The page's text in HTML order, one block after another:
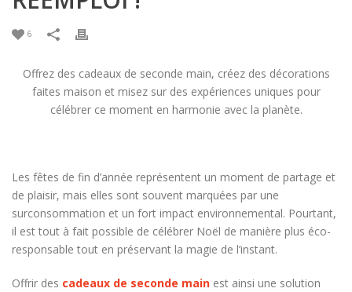
6
Offrez des cadeaux de seconde main, créez des décorations
faites maison et misez sur des expériences uniques pour
célébrer ce moment en harmonie avec la planète.
Les fêtes de fin d’année représentent un moment de partage et
de plaisir, mais elles sont souvent marquées par une
surconsommation et un fort impact environnemental. Pourtant,
il est tout à fait possible de célébrer Noël de manière plus éco-
responsable tout en préservant la magie de l’instant.
Offrir des cadeaux de seconde main est ainsi une solution